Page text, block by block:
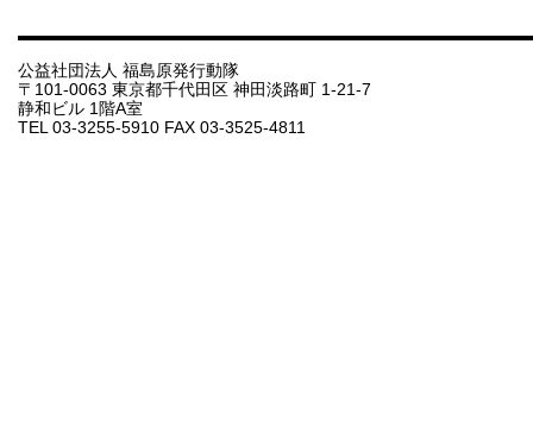
公益社団法人 福島原発行動隊
〒101-0063 東京都千代田区 神田淡路町 1-21-7
静和ビル 1階A室
TEL 03-3255-5910 FAX 03-3525-4811